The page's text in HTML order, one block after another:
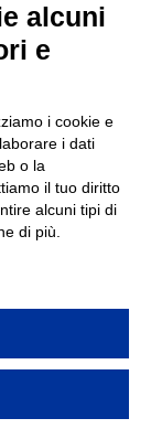
P.IVA/Reg.
– Capitale
–Modifica
alcuni
e
i cookie e
i dati
o la
il tuo diritto
alcuni tipi di
di più.